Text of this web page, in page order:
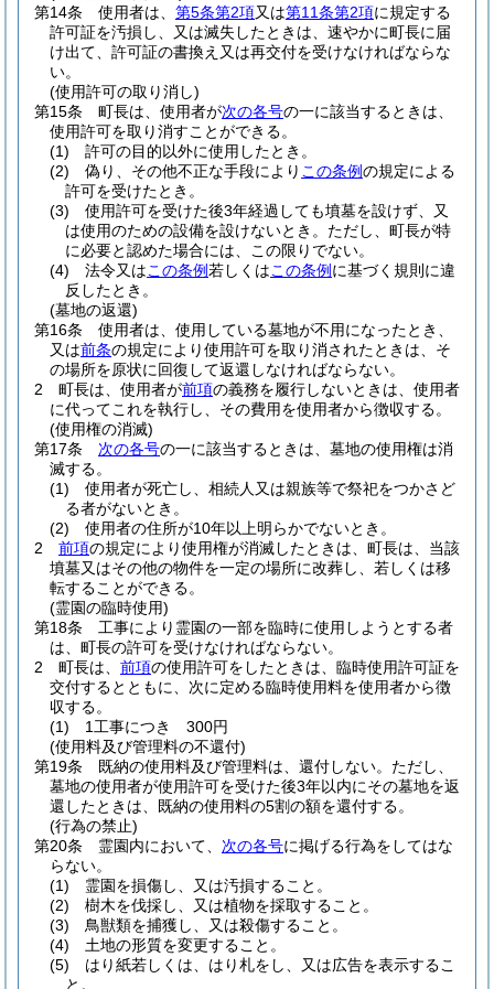
第14条
使用者は、 第5条第2項又は第11条第2項に規定する
許可証を汚損し、又は滅失したときは、速やかに町長に届
け出て、許可証の書換え又は再交付を受けなければならな
い。
(使用許可の取り消し)
第15条
町長は、使用者が次の各号の一に該当するときは、
使用許可を取り消すことができる。
(1)
許可の目的以外に使用したとき。
(2)
偽り、その他不正な手段により この条例の規定による
許可を受けたとき。
(3)
使用許可を受けた後3年経過しても墳墓を設けず、又
は使用のための設備を設けないとき。 ただし、町長が特
に必要と認めた場合には、この限りでない。
(4)
法令又はこの条例若しくはこの条例 に基づく規則に違
反したとき。
(墓地の返還)
第16条
使用者は、使用している墓地が不用になったとき、
又は前条の規定により使用許可を取り消されたときは、そ
の場所を原状に回復して返還しなければならない。
2
町長は、使用者が前項の義務を履行しないときは、使用者
に代ってこれを執行し、その費用を使用者から徴収する。
(使用権の消滅)
第17条
次の各号の一に該当するときは、墓地の使用権は消
滅する。
(1)
使用者が死亡し、相続人又は親族等で祭祀をつかさど
る者がないとき。
(2)
使用者の住所が10年以上明らかでないとき。
2
前項の規定により使用権が消滅したときは、町長は、当該
墳墓又はその他の物件を一定の場所に改葬し、若しくは移
転することができる。
(霊園の臨時使用)
第18条
工事により霊園の一部を臨時に使用しようとする者
は、町長の許可を受けなければならない。
2
町長は、 前項の使用許可をしたときは、臨時使用許可証を
交付するとともに、次に定める臨時使用料を使用者から徴
収する。
(1)
1工事につき 300円
(使用料及び管理料の不還付)
第19条
既納の使用料及び管理料は、還付しない。 ただし、
墓地の使用者が使用許可を受けた後3年以内にその墓地を返
還したときは、既納の使用料の5割の額を還付する。
(行為の禁止)
第20条
霊園内において、 次の各号に掲げる行為をしてはな
らない。
(1)
霊園を損傷し、又は汚損すること。
(2)
樹木を伐採し、又は植物を採取すること。
(3)
鳥獣類を捕獲し、又は殺傷すること。
(4)
土地の形質を変更すること。
(5)
はり紙若しくは、はり札をし、又は広告を表示するこ
と。